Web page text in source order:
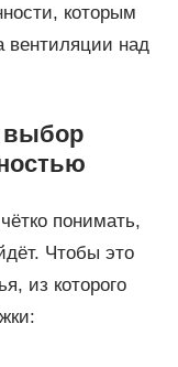
которым
вентиляции над
выбор
понимать,
Чтобы это
из которого